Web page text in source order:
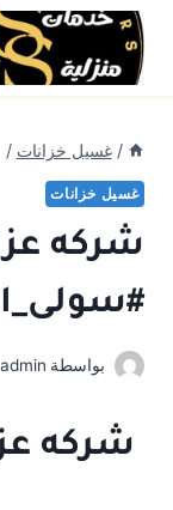
التجاوز
المحتوى
/ غسيل خزانات /
غسيل خزانات
شركه
بواسطة admin
شركه